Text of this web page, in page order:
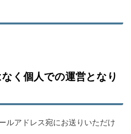
く個人での運営となり
ルアドレス宛にお送りいただけ